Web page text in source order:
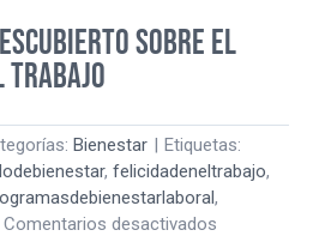
SOBRE EL
TRABAJO
Bienestar | Etiquetas:
, felicidadeneltrabajo,
,
Comentarios desactivados